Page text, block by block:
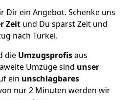
Dir ein Angebot. Schenke uns
Zeit und Du sparst Zeit und
nach Türkei.
die Umzugsprofisaus
Umzüge sind unser
ein unschlagbares
nur2 Minuten werden wir